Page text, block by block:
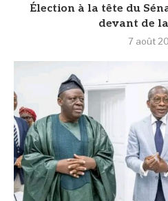
Élection à la tête du
devant de la
7 août